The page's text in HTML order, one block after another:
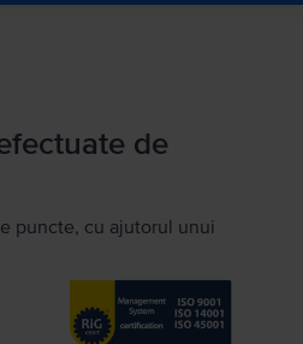
de
puncte, cu ajutorul unui